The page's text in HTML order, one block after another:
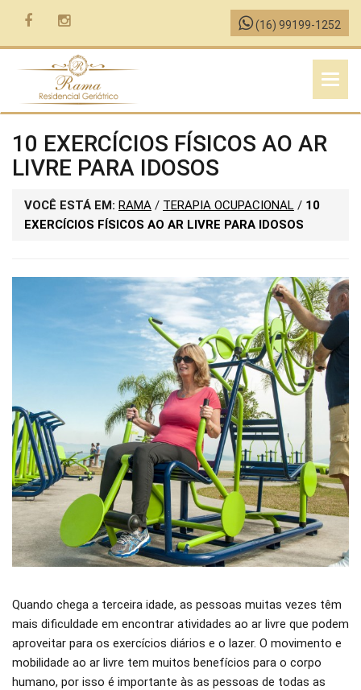
(16) 99199-1252
MENU
10 EXERCÍCIOS FÍSICOS AO AR
LIVRE PARA IDOSOS
VOCÊ ESTÁ EM: RAMA / TERAPIA OCUPACIONAL / 10
EXERCÍCIOS FÍSICOS AO AR LIVRE PARA IDOSOS
Quando chega a terceira idade, as pessoas muitas vezes têm
mais dificuldade em encontrar atividades ao ar livre que podem
aproveitar para os exercícios diários e o lazer. O movimento e
mobilidade ao ar livre tem muitos benefícios para o corpo
humano, por isso é importante às as pessoas de todas as